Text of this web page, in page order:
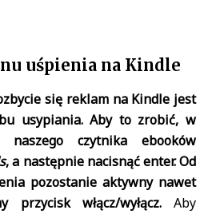
uśpienia na Kindle
się reklam na Kindle jest
usypiania. Aby to zrobić, w
naszego czytnika ebooków
, a następnie nacisnąć enter. Od
pozostanie aktywny nawet
przycisk włącz/wyłącz.Aby